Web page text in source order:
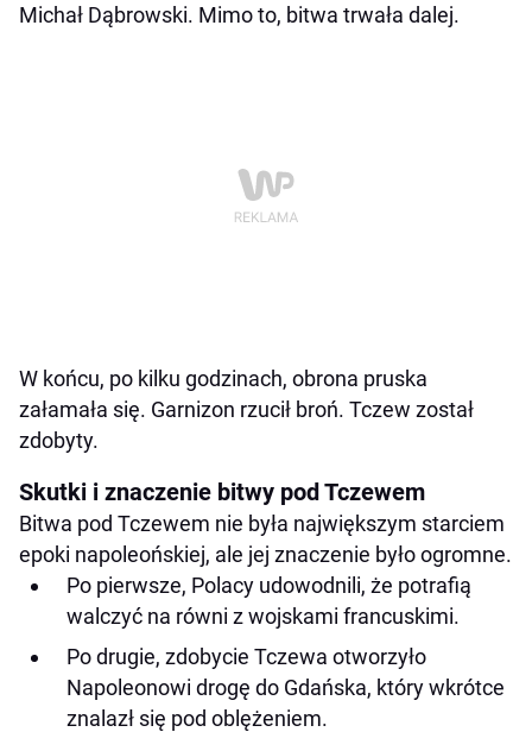
Michał Dąbrowski. Mimo to, bitwa trwała dalej.
W końcu, po kilku godzinach, obrona pruska
załamała się. Garnizon rzucił broń. Tczew został
zdobyty.
Skutki i znaczenie bitwy pod Tczewem
Bitwa pod Tczewem nie była największym starciem
epoki napoleońskiej, ale jej znaczenie było ogromne.
Po pierwsze, Polacy udowodnili, że potrafią
walczyć na równi z wojskami francuskimi.
Po drugie, zdobycie Tczewa otworzyło
Napoleonowi drogę do Gdańska, który wkrótce
znalazł się pod oblężeniem.